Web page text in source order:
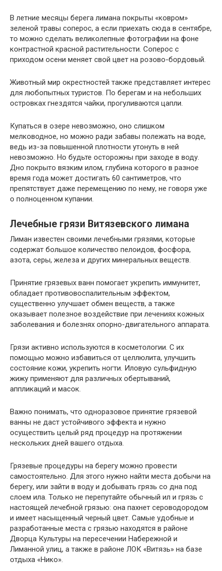
В летние месяцы берега лимана покрыты «ковром»
зеленой травы соперос, а если приехать сюда в сентябре,
то можно сделать великолепные фотографии на фоне
контрастной красной растительности. Соперос с
приходом осени меняет свой цвет на розово-бордовый.
Животный мир окрестностей также представляет интерес
для любопытных туристов. По берегам и на небольших
островках гнездятся чайки, прогуливаются цапли.
Купаться в озере невозможно, оно слишком
мелководное, но можно ради забавы полежать на воде,
ведь из-за повышенной плотности утонуть в ней
невозможно. Но будьте осторожны при заходе в воду.
Дно покрыто вязким илом, глубина которого в разное
время года может достигать 60 сантиметров, что
препятствует даже перемещению по нему, не говоря уже
о полноценном купании.
Лечебные грязи Витязевского лимана
Лиман известен своими лечебными грязями, которые
содержат большое количество пелоидов, фосфора,
азота, серы, железа и других минеральных веществ.
Принятие грязевых ванн помогает укрепить иммунитет,
обладает противовоспалительным эффектом,
существенно улучшает обмен веществ, а также
оказывает полезное воздействие при лечениях кожных
заболевания и болезнях опорно-двигательного аппарата.
Грязи активно используются в косметологии. С их
помощью можно избавиться от целлюлита, улучшить
состояние кожи, укрепить ногти. Иловую сульфидную
жижу применяют для различных обертываний,
аппликаций и масок.
Важно понимать, что одноразовое принятие грязевой
ванны не даст устойчивого эффекта и нужно
осуществить целый ряд процедур на протяжении
нескольких дней вашего отдыха.
Грязевые процедуры на берегу можно провести
самостоятельно. Для этого нужно найти места добычи на
берегу, или зайти в воду и добывать грязь со дна под
слоем ила. Только не перепутайте обычный ил и грязь с
настоящей лечебной грязью: она пахнет сероводородом
и имеет насыщенный черный цвет. Самые удобные и
разработанные места с грязью находятся в районе
Дворца Культуры на пересечении Набережной и
Лиманной улиц, а также в районе ЛОК «Витязь» на базе
отдыха «Нико».